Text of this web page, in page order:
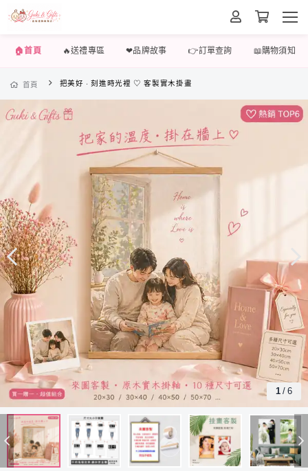
🏠首頁 🔥送禮專區 ❤品牌故事 👉訂單查詢 📖購物須知
首頁 把美好 · 刻進時光裡 ♡ 客製實木掛畫
1 / 6